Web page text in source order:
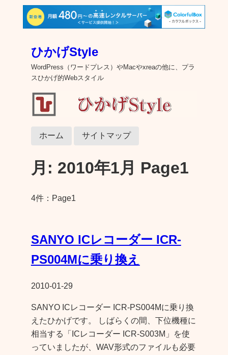
ひかげStyle
WordPress（ワードプレス）やMacやxreaの他に、プラ
スひかげ的Webスタイル
ホーム サイトマップ
月: 2010年1月 Page1
4件：Page1
SANYO ICレコーダー ICR-
PS004Mに乗り換え
2010-01-29
SANYO ICレコーダー ICR-PS004Mに乗り換
えたひかげです。 しばらくの間、下位機種に
相当する「ICレコーダー ICR-S003M」を使
っていましたが、WAV形式のファイルも必要